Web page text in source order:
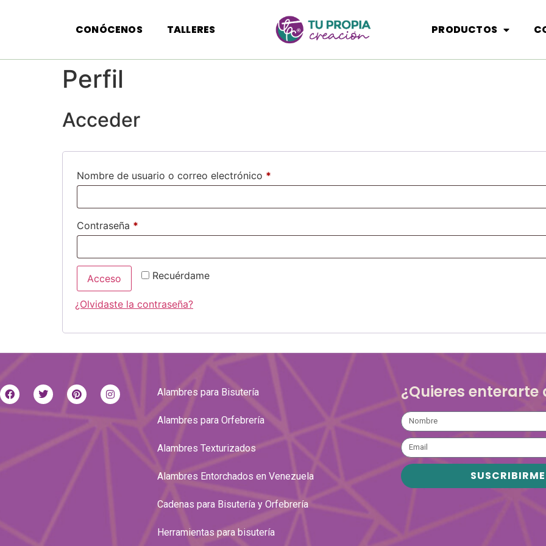
CONÓCENOS TALLERES PRODUCTOS
Perfil
Acceder
Nombre de usuario o correo electrónico *
Contraseña *
Recuérdame
Acceso
¿Olvidaste la contraseña?
Alambres para Bisutería
Alambres para Orfebrería
Alambres Texturizados
Alambres Entorchados en Venezuela
Cadenas para Bisutería y Orfebrería
Herramientas para bisutería
¿Quieres enterarte